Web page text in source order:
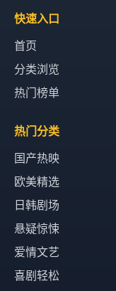
快速入口
首页
分类浏览
热门榜单
热门分类
国产热映
欧美精选
日韩剧场
悬疑惊悚
爱情文艺
喜剧轻松